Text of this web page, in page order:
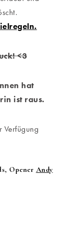
<3
hat
ist raus.
Verfügung
Opener Andy